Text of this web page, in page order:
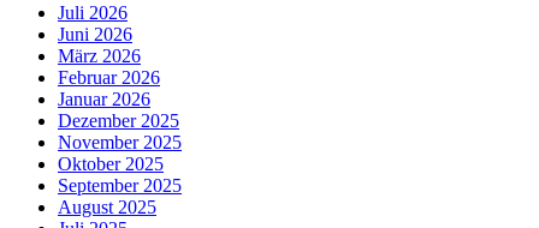
Juli 2026
Juni 2026
März 2026
Februar 2026
Januar 2026
Dezember 2025
November 2025
Oktober 2025
September 2025
August 2025